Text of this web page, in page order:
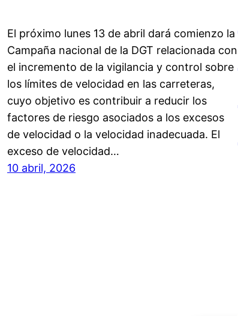
El próximo lunes 13 de abril dará comienzo la
Campaña nacional de la DGT relacionada con
el incremento de la vigilancia y control sobre
los límites de velocidad en las carreteras,
cuyo objetivo es contribuir a reducir los
factores de riesgo asociados a los excesos
de velocidad o la velocidad inadecuada. El
exceso de velocidad…
10 abril, 2026